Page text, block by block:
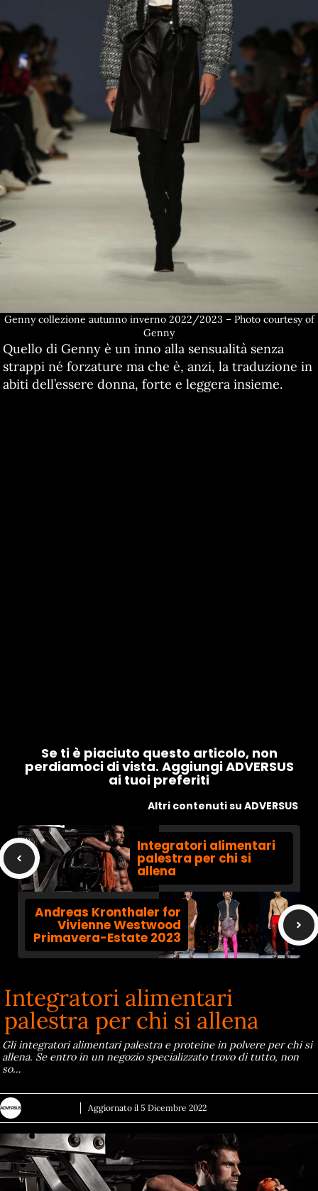
Genny collezione autunno inverno 2022/2023 – Photo courtesy of
Genny
Quello di Genny è un inno alla sensualità senza
strappi né forzature ma che è, anzi, la traduzione in
abiti dell’essere donna, forte e leggera insieme.
Se ti è piaciuto questo articolo, non
perdiamoci di vista. Aggiungi ADVERSUS
ai tuoi preferiti
Altri contenuti su ADVERSUS
Integratori alimentari
palestra per chi si
allena
Andreas Kronthaler for
Vivienne Westwood
Primavera-Estate 2023
Integratori alimentari
palestra per chi si allena
Gli integratori alimentari palestra e proteine in polvere per chi si
allena. Se entro in un negozio specializzato trovo di tutto, non
so…
Aggiornato il 5 Dicembre 2022